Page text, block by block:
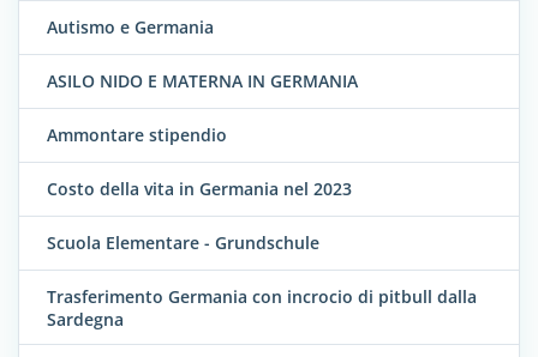
Autismo e Germania
ASILO NIDO E MATERNA IN GERMANIA
Ammontare stipendio
Costo della vita in Germania nel 2023
Scuola Elementare - Grundschule
Trasferimento Germania con incrocio di pitbull dalla
Sardegna